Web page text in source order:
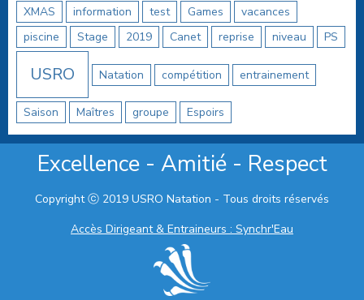
XMAS information test Games
vacances
piscine
Stage 2019 Canet reprise niveau PS
USRO Natation compétition entrainement
Saison Maîtres groupe Espoirs
Excellence - Amitié - Respect
Copyright ⓒ 2019 USRO Natation - Tous droits réservés
Accès Dirigeant & Entraineurs : Synchr'Eau